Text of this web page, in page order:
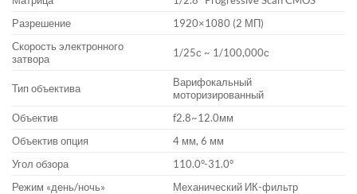
Разрешение
1920×1080 (2 МП)
Скорость электронного
затвора
1/25с ~ 1/100,000с
Тип объектива
Варифокальный
моторизированный
Объектив
f2.8~12.0мм
Объектив опция
4 мм, 6 мм
Угол обзора
110.0°-31.0°
Режим «день/ночь»
Механический ИК-фильтр